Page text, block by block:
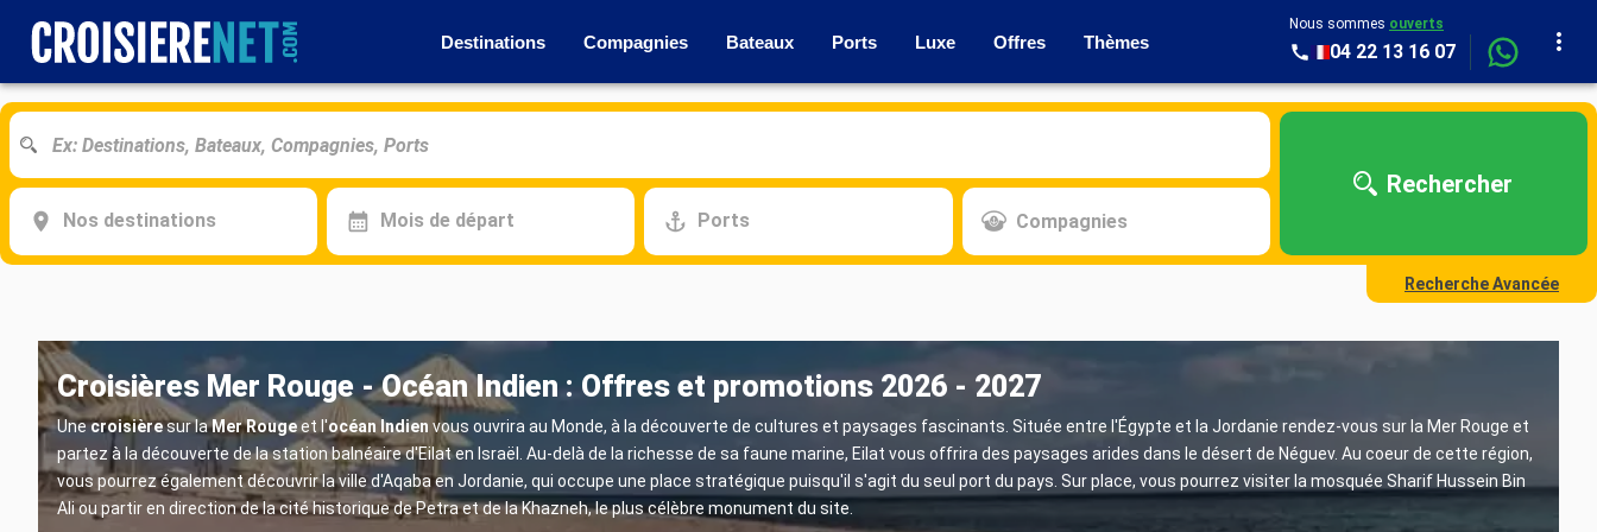
Destinations Compagnies Bateaux Ports Luxe Offres Thèmes
Nous sommes ouverts
04 22 13 16 07
Nos destinations Mois de départ Ports Compagnies
Rechercher
Recherche Avancée
Croisières Mer Rouge - Océan Indien : Offres et promotions 2026 - 2027
Unecroisièresur laMer Rougeet l'océan Indien vous ouvrira au Monde, à la découverte de cultures et paysages fascinants. Située entre l'Égypte et la Jordanie rendez-vous sur la Mer Rouge et
partez à la découverte de la station balnéaire d'Eilat en Israël. Au-delà de la richesse de sa faune marine, Eilat vous offrira des paysages arides dans le désert de Néguev. Au coeur de cette région,
vous pourrez également découvrir la ville d'Aqaba en Jordanie, qui occupe une place stratégique puisqu'il s'agit du seul port du pays. Sur place, vous pourrez visiter la mosquée Sharif Hussein Bin
Ali ou partir en direction de la cité historique de Petra et de la Khazneh, le plus célèbre monument du site.